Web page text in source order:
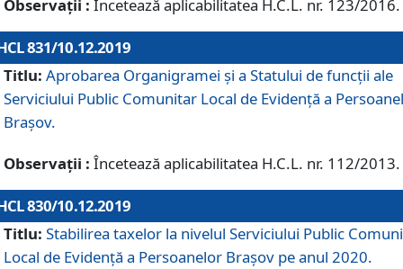
Observații : Încetează aplicabilitatea H.C.L. nr. 123/2016.
831/10.12.2019
Titlu: Aprobarea Organigramei și a Statului de funcții ale
Serviciului Public Comunitar Local de Evidență a
Brașov.
Observații : Încetează aplicabilitatea H.C.L. nr. 112/2013.
830/10.12.2019
Titlu: Stabilirea taxelor la nivelul Serviciului Public
Local de Evidenţă a Persoanelor Braşov pe anul 2020.